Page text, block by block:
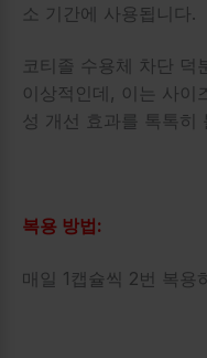
소 기간에 사용됩니다.
코티졸 수용체 차단 덕
이상적인데, 이는 사이
성 개선 효과를 톡톡히
복용 방법:
매일 1캡슐씩 2번 복용